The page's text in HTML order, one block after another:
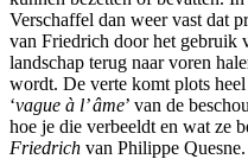
Verschaffel dan weer vast dat
van Friedrich door het gebruik
landschap terug naar voren
wordt. De verte komt plots
‘vague à l’ âme’ van de
hoe je die verbeeldt en wat ze
Friedrich van Philippe Quesne.